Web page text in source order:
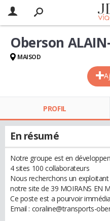
Oberson
MAISOD
PROFIL
En résumé
Notre groupe est en
4 sites 100 collaborateurs
Nous recherchons un
notre site de 39 MOIRANS EN
Ce poste est a pourvoir
Email : coraline@transports-